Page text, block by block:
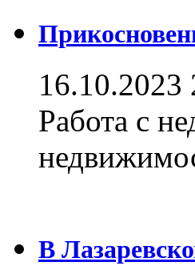
16.10.2023
Работа с
В